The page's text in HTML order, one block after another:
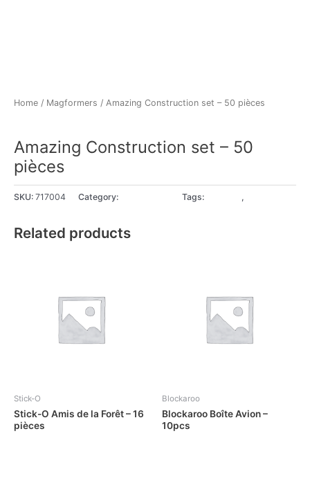
Home / Magformers / Amazing Construction set – 50 pièces
Amazing Construction set – 50
pièces
SKU: 717004 Category: Tags: ,
Related products
Stick-O
Stick-O Amis de la Forêt – 16
pièces
Blockaroo
Blockaroo Boîte Avion –
10pcs